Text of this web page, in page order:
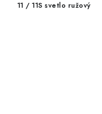
11 / 11S svetlo ružový